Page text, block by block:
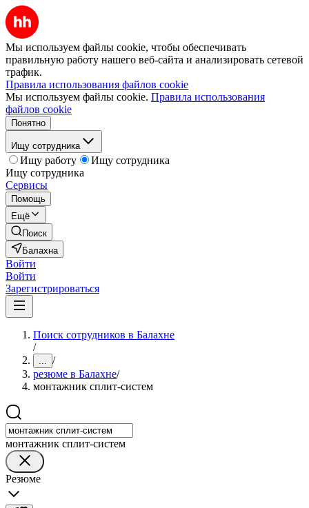
Мы используем файлы cookie, чтобы обеспечивать
правильную работу нашего веб-сайта и анализировать сетевой
трафик.
Правила использования файлов cookie
Мы используем файлы cookie. Правила использования
файлов cookie
Понятно
Ищу сотрудника
Ищу работу
Ищу сотрудника
Ищу сотрудника
Сервисы
Помощь
Ещё
Поиск
Балахна
Войти
Войти
Зарегистрироваться
Поиск сотрудников в Балахне
/
... /
резюме в Балахне/
монтажник сплит-систем
монтажник сплит-систем
Резюме